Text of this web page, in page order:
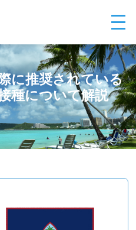
防接種について解説
に推奨されている
種について解説